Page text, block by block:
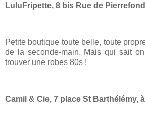
LuluFripette, 8 bis Rue de
Petite boutique toute belle, toute
de la seconde-main. Mais qui sait
trouver une robes 80s !
Camil & Cie, 7 place St Barthélémy,